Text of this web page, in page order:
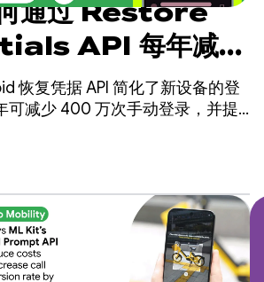
通过 Restore
API 每年减少
动登录
恢复凭据 API 简化了新设备的登
可减少 400 万次手动登录，并提